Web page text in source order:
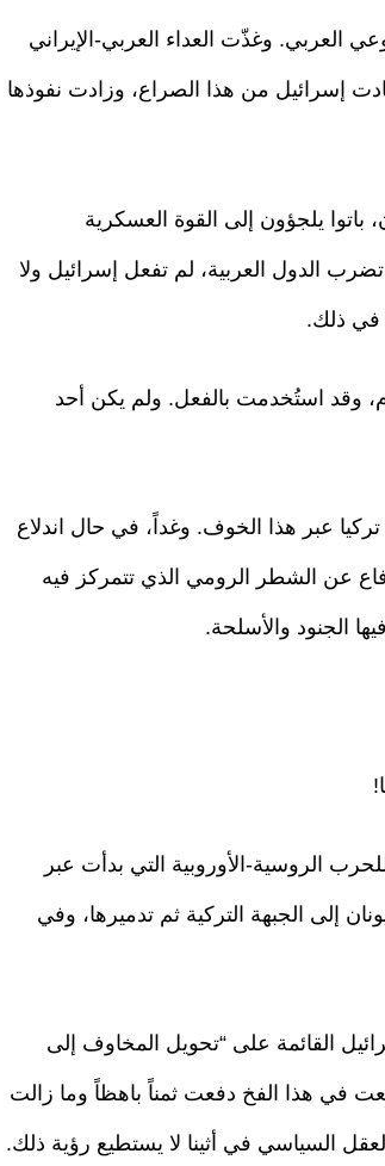
العربي. وغذّت العداء العربي-الإيراني
إسرائيل من هذا الصراع، وزادت نفوذها
يلجؤون إلى القوة العسكرية
تضرب الدول العربية، لم تفعل إسرائيل ولا
في ذلك.
وقد استُخدمت بالفعل. ولم يكن أحد
عبر هذا الخوف. وغداً، في حال اندلاع
عن الشطر الرومي الذي تتمركز فيه
الجنود والأسلحة.
الروسية-الأوروبية التي بدأت عبر
إلى الجبهة التركية ثم تدميرها، وفي
القائمة على “تحويل المخاوف إلى
في هذا الفخ دفعت ثمناً باهظاً وما زالت
السياسي في أثينا لا يستطيع رؤية ذلك.